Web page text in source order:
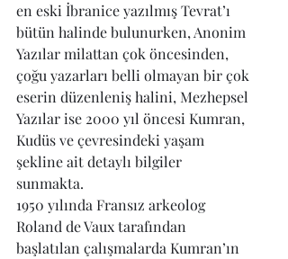
en eski İbranice yazılmış Tevrat’ı
bütün halinde bulunurken, Anonim
Yazılar milattan çok öncesinden,
çoğu yazarları belli olmayan bir çok
eserin düzenleniş halini, Mezhepsel
Yazılar ise 2000 yıl öncesi Kumran,
Kudüs ve çevresindeki yaşam
şekline ait detaylı bilgiler
sunmakta.
1950 yılında Fransız arkeolog
Roland de Vaux tarafından
başlatılan çalışmalarda Kumran’ın